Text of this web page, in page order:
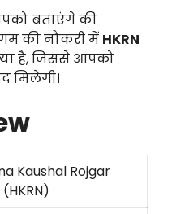
बताएंगे की
की नौकरी में HKRN
है, जिससे आपको
मिलेगी।
Kaushal Rojgar